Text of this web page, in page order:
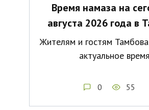
Время намаза на
августа 2026 года в
Жителям и гостям
актуальное время
0 55